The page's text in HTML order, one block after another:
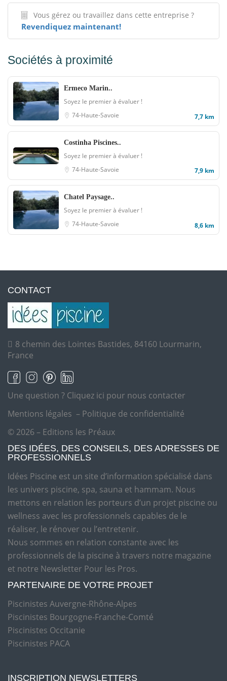
Vous gérez ou travaillez dans cette entreprise ?
Revendiquez maintenant!
Sociétés à proximité
Ermeco Marin..
Soyez le premier à évaluer !
74-Haute-Savoie
7,7 km
Costinha Piscines..
Soyez le premier à évaluer !
74-Haute-Savoie
7,9 km
Chatel Paysage..
Soyez le premier à évaluer !
74-Haute-Savoie
8,6 km
CONTACT
8 chemin des Lointes Bastides, 84160 Lourmarin,
France
Une question ? Cliquez ici pour nous contacter
Mentions légales – Politique de confidentialité
© 2026 – Editions les Préaux
DES IDÉES, DES CONSEILS, DES ADRESSES DE
PROFESSIONNELS
Idées Piscine est un site d’information spécialisé dans
les univers piscine, spa, sauna et hammam. Nous
mettons en relation les porteurs d’un projet piscine ou
wellness avec les professionnels capables de le
réaliser, le rénover ou l’entretenir.
Nous sommes en relation constante avec les
professionnels de la piscine à travers notre magazine
et notre Newsletter Pour les Pros.
PARTENAIRE DE VOTRE PROJET
Piscinistes Auvergne-Rhône-Alpes
Piscinistes Bourgogne-Franche-Comté
Piscinistes Occitanie
Piscinistes PACA
INSCRIPTION NEWSLETTERS